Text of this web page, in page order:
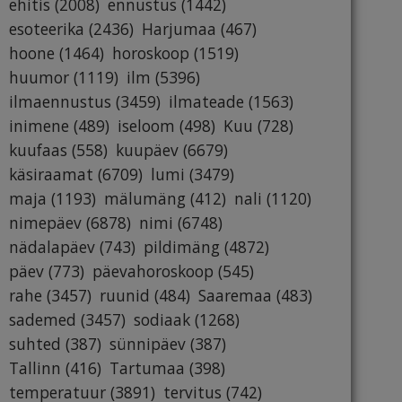
ehitis (2008) ennustus (1442)
esoteerika (2436) Harjumaa (467)
hoone (1464) horoskoop (1519)
huumor (1119) ilm (5396)
ilmaennustus (3459) ilmateade (1563)
inimene (489) iseloom (498) Kuu (728)
kuufaas (558) kuupäev (6679)
käsiraamat (6709) lumi (3479)
maja (1193) mälumäng (412) nali (1120)
nimepäev (6878) nimi (6748)
nädalapäev (743) pildimäng (4872)
päev (773) päevahoroskoop (545)
rahe (3457) ruunid (484) Saaremaa (483)
sademed (3457) sodiaak (1268)
suhted (387) sünnipäev (387)
Tallinn (416) Tartumaa (398)
temperatuur (3891) tervitus (742)